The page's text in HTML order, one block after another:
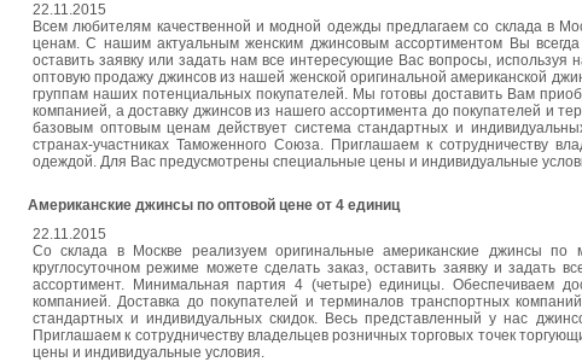
22.11.2015
Всем любителям качественной и модной одежды предлагаем со склада в
ценам. С нашим актуальным женским джинсовым ассортиментом Вы
оставить заявку или задать нам все интересующие Вас вопросы,
оптовую продажу джинсов из нашей женской оригинальной американской
группам наших потенциальных покупателей. Мы готовы доставить Вам
компанией, а доставку джинсов из нашего ассортимента до покупателей и
базовым оптовым ценам действует система стандартных и
странах-участниках Таможенного Союза. Приглашаем к сотрудничеству
одеждой. Для Вас предусмотрены специальные цены и индивидуальные
Американские джинсы по оптовой цене от 4 единиц
22.11.2015
Со склада в Москве реализуем оригинальные американские джинсы
круглосуточном режиме можете сделать заказ, оставить заявку и
ассортимент. Минимальная партия 4 (четыре) единицы. Обеспечиваем
компанией. Доставка до покупателей и терминалов транспортных
стандартных и индивидуальных скидок. Весь представленный у нас
Приглашаем к сотрудничеству владельцев розничных торговых точек
цены и индивидуальные условия.